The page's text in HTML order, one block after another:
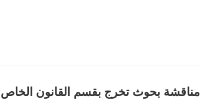
مناقشة بحوث تخرج بقسم القانون الخاص